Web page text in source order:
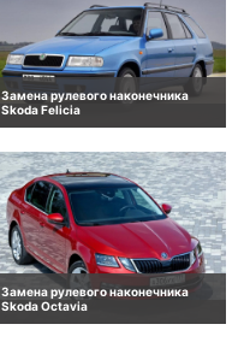
Замена рулевого наконечника
Skoda Felicia
Замена рулевого наконечника
Skoda Octavia